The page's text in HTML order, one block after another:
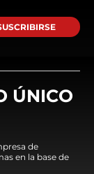
ÚNICO
de
en la base de